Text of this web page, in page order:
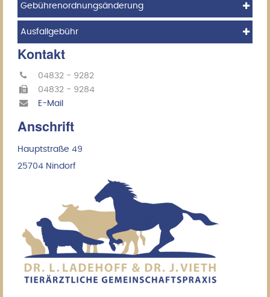
Gebührenordnungsänderung
Ausfallgebühr
Kontakt
04832 - 9282
04832 - 9284
E-Mail
Anschrift
Hauptstraße 49
25704 Nindorf